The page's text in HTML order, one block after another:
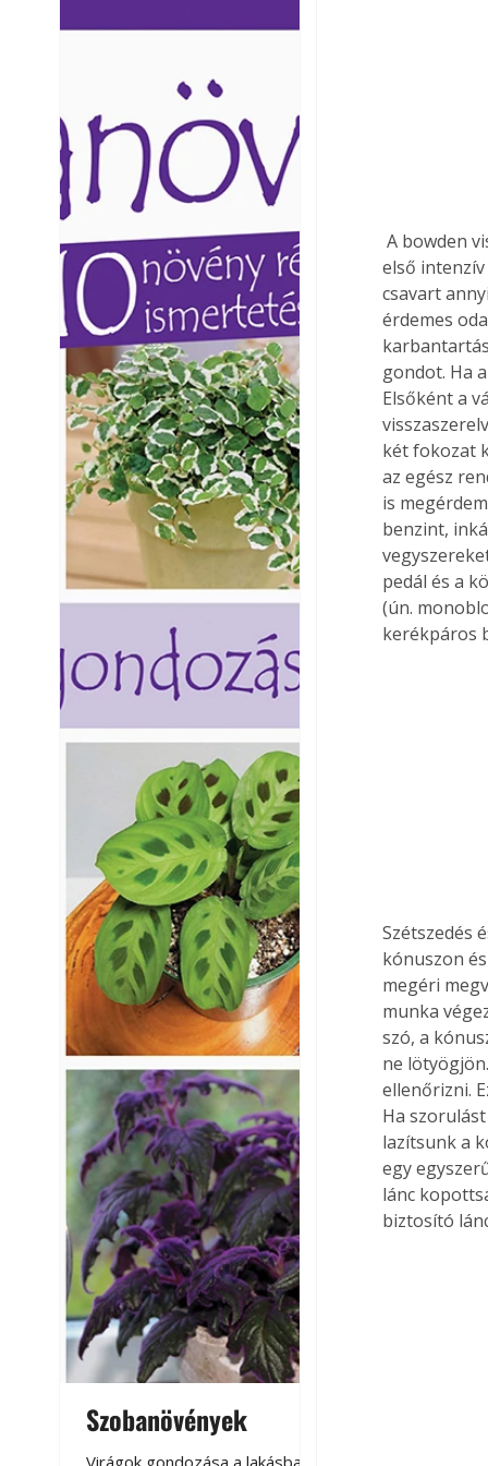
Szobanövények
A bowden visszaszerelésekor húzzuk meg határozottan a leszorító csavart, különben az
első
csavart
érdemes
gondot. Ha
Elsőként a
két fokozat
az egész
is
benzint,
pedál és a
(ún.
kerékpáros
Szétszedés
kónuszon
megéri
munka
szó, a
ne
ellenőrizni.
Ha
lazítsunk a
egy
lánc
biztosító